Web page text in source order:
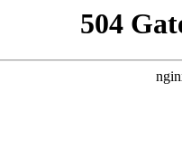
504